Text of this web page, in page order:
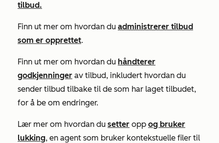
tilbud.
Finn ut mer om hvordan du administrerer tilbud
som er opprettet.
Finn ut mer om hvordan du håndterer
godkjenninger av tilbud, inkludert hvordan du
sender tilbud tilbake til de som har laget tilbudet,
for å be om endringer.
Lær mer om hvordan du setter opp og bruker
lukking, en agent som bruker kontekstuelle filer til